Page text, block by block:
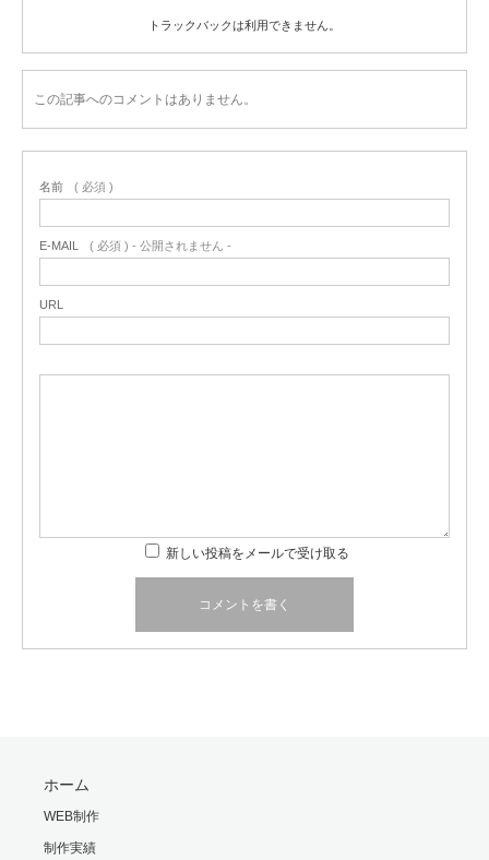
トラックバックは利用できません。
この記事へのコメントはありません。
名前 ( 必須 )
E-MAIL ( 必須 ) - 公開されません -
URL
新しい投稿をメールで受け取る
ホーム
WEB制作
制作実績